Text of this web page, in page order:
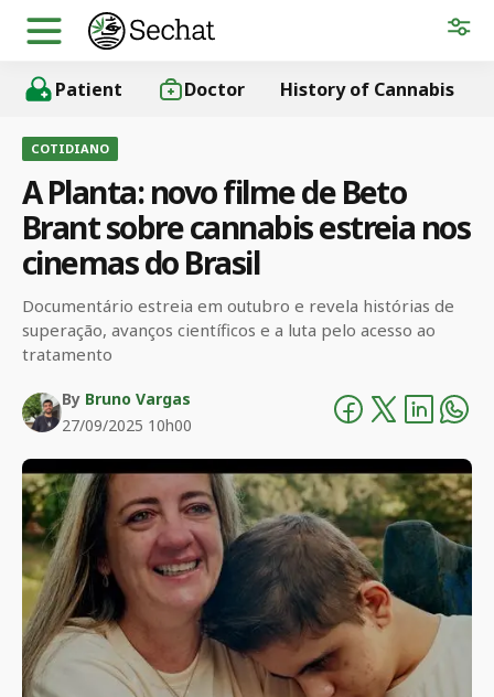
Patient Doctor History of Cannabis
COTIDIANO
A Planta: novo filme de Beto
Brant sobre cannabis estreia nos
cinemas do Brasil
Documentário estreia em outubro e revela histórias de
superação, avanços científicos e a luta pelo acesso ao
tratamento
By Bruno Vargas
27/09/2025 10h00